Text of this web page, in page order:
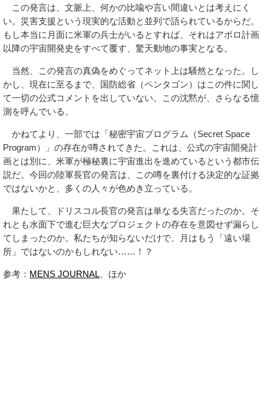
この発言は、文脈上、何かの比喩や言い間違いとは考えにく
い。災害支援という現実的な活動と並列で語られているからだ。
もし本当に月面に米軍の兵士がいるとすれば、それはアポロ計画
以降の宇宙開発史をすべて覆す、驚天動地の事実となる。
当然、この発言の真偽をめぐってネット上は騒然となった。し
かし、現在に至るまで、国防総省（ペンタゴン）はこの件に関し
て一切の公式コメントを出していない。この沈黙が、さらなる憶
測を呼んでいる。
かねてより、一部では「秘密宇宙プログラム（Secret Space
Program）」の存在が噂されてきた。これは、公式の宇宙開発計
画とは別に、米軍が極秘裏に宇宙進出を進めているという都市伝
説だ。今回の陸軍長官の発言は、この噂を裏付ける決定的な証拠
ではないかと、多くの人々が色めき立っている。
果たして、ドリスコル長官の発言は単なる失言だったのか。そ
れとも水面下で進む巨大なプロジェクトの存在を意図せず漏らし
てしまったのか。私たちが知らないだけで、月はもう「遠い場
所」ではないのかもしれない……！？
参考： MENS JOURNAL、ほか